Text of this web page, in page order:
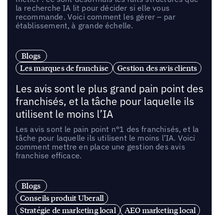
la recherche IA lit pour décider si elle vous
recommande. Voici comment les gérer – par
établissement, à grande échelle.
Blogs
Les marques de franchise
Gestion des avis clients
Les avis sont le plus grand pain point des
franchisés, et la tâche pour laquelle ils
utilisent le moins l’IA
Les avis sont le pain point n°1 des franchisés, et la
tâche pour laquelle ils utilisent le moins l’IA. Voici
comment mettre en place une gestion des avis
franchise efficace.
Blogs
Conseils produit Uberall
Stratégie de marketing local
AEO marketing local